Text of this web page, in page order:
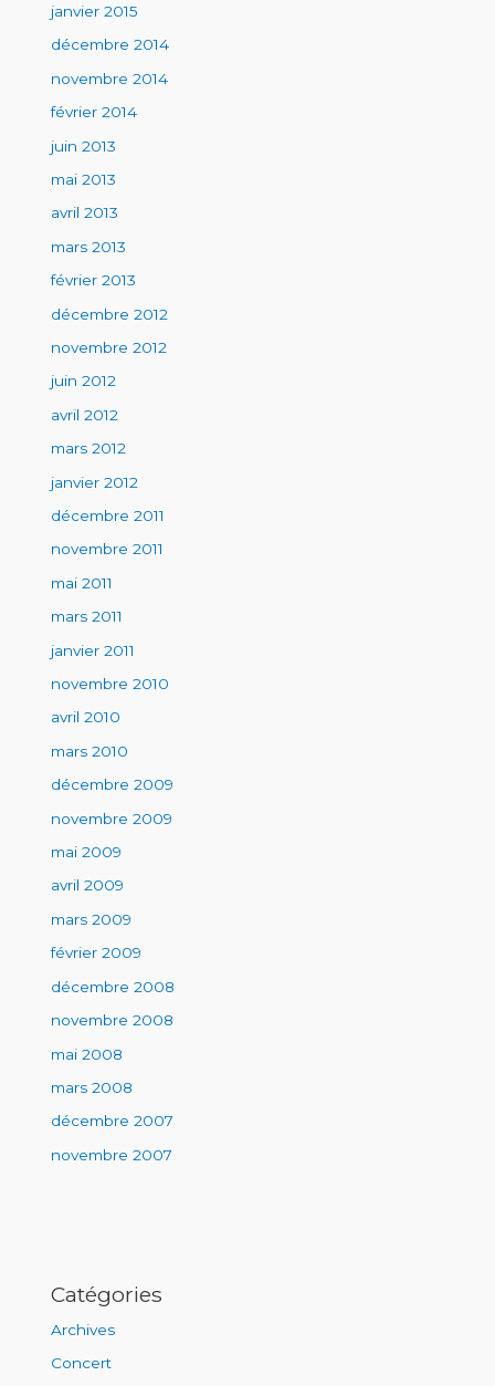
janvier 2015
décembre 2014
novembre 2014
février 2014
juin 2013
mai 2013
avril 2013
mars 2013
février 2013
décembre 2012
novembre 2012
juin 2012
avril 2012
mars 2012
janvier 2012
décembre 2011
novembre 2011
mai 2011
mars 2011
janvier 2011
novembre 2010
avril 2010
mars 2010
décembre 2009
novembre 2009
mai 2009
avril 2009
mars 2009
février 2009
décembre 2008
novembre 2008
mai 2008
mars 2008
décembre 2007
novembre 2007
Catégories
Archives
Concert